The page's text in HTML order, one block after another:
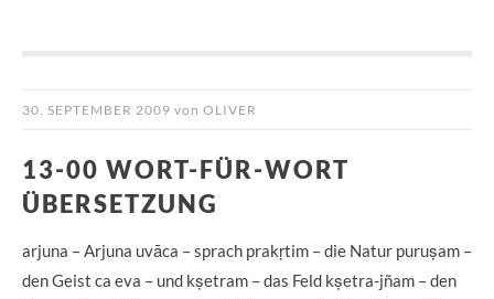
30. SEPTEMBER 2009 von OLIVER
13-00 WORT-FÜR-WORT
ÜBERSETZUNG
arjuna – Arjuna uvāca – sprach prakṛtim – die Natur puruṣam –
den Geist ca eva – und kṣetram – das Feld kṣetra-jñam – den